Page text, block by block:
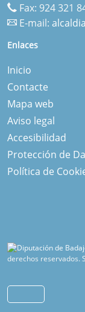
Fax: 924 321
E-mail:
Enlaces
Inicio
Contacte
Mapa web
Aviso legal
Accesibilidad
Protección de
Política de
derechos reservados.